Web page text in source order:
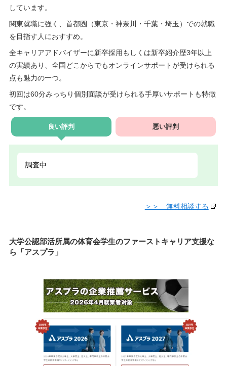
しています。
関東就職に強く、首都圏（東京・神奈川・千葉・埼玉）での就職
を目指す人におすすめ。
全キャリアアドバイザーに新卒採用もしくは新卒紹介歴3年以上
の実績あり、全国どこからでもオンラインサポートが受けられる
点も魅力の一つ。
初回は60分みっちり個別面談が受けられる手厚いサポートも特徴
です。
良い評判 悪い評判
調査中
＞＞ 無料相談する
大学公認部活所属の体育会学生のファーストキャリア支援な
ら「アスプラ」